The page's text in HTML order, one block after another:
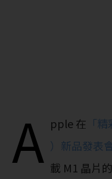
A pple 在 「
）新品發表
載 M1 晶片